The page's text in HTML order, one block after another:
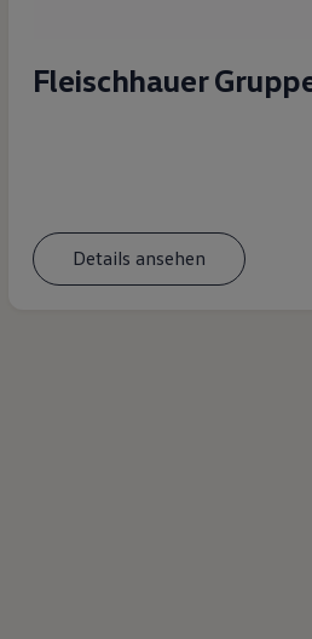
Fleischhauer
Details ansehen